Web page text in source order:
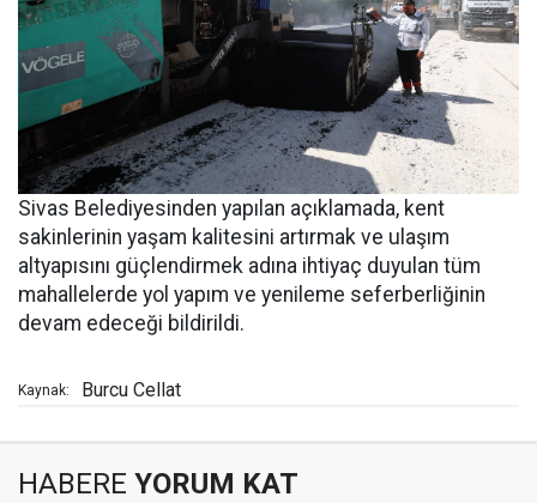
Sivas Belediyesinden yapılan açıklamada, kent
sakinlerinin yaşam kalitesini artırmak ve ulaşım
altyapısını güçlendirmek adına ihtiyaç duyulan tüm
mahallelerde yol yapım ve yenileme seferberliğinin
devam edeceği bildirildi.
Kaynak: Burcu Cellat
HABERE YORUM KAT